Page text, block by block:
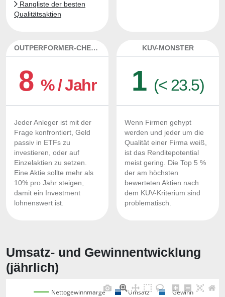
Rangliste der besten
Qualitätsaktien
OUTPERFORMER-CHECK
8 % / Jahr
Jeder Anleger ist mit der
Frage konfrontiert, Geld
passiv in ETFs zu
investieren, oder auf
Einzelaktien zu setzen.
Eine Aktie sollte mehr als
10% pro Jahr steigen,
damit ein Investment
lohnenswert ist.
KUV-MONSTER
1 (< 23.5)
Wenn Firmen gehypt
werden und jeder um die
Qualität einer Firma weiß,
ist das Renditepotential
meist gering. Die Top 5 %
der am höchsten
bewerteten Aktien nach
dem KUV-Kriterium sind
problematisch.
Umsatz- und Gewinnentwicklung
(jährlich)
Nettogewinnmarge Umsatz Gewinn